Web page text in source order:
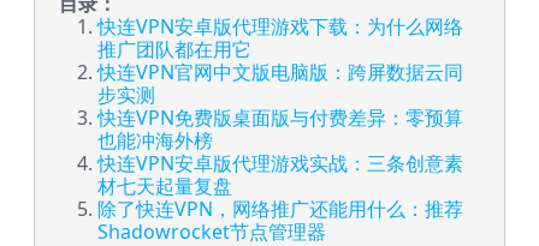
快连VPN安卓版代理游戏下载：为什么网络
推广团队都在用它
快连VPN官网中文版电脑版：跨屏数据云同
步实测
快连VPN免费版桌面版与付费差异：零预算
也能冲海外榜
快连VPN安卓版代理游戏实战：三条创意素
材七天起量复盘
除了快连VPN，网络推广还能用什么：推荐
Shadowrocket节点管理器